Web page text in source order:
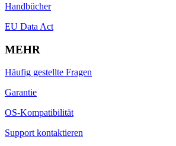
Handbücher
EU Data Act
MEHR
Häufig gestellte Fragen
Garantie
OS-Kompatibilität
Support kontaktieren